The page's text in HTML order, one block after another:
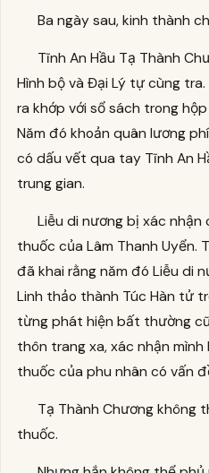
Ba ngày sau, kinh thành
Tĩnh An Hầu Tạ Thành
Hình bộ và Đại Lý tự cùng
ra khớp với sổ sách trong
Năm đó khoản quân lương
có dấu vết qua tay Tĩnh An
trung gian.
Liễu di nương bị xác
thuốc của Lâm Thanh Uyển.
đã khai rằng năm đó Liễu di
Linh thảo thành Túc Hàn tử
từng phát hiện bất thường
thôn trang xa, xác nhận mình
thuốc của phu nhân có vấn
Tạ Thành Chương không
thuốc.